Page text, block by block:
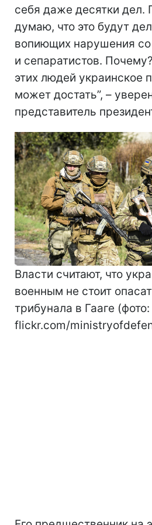
себя даже десятки дел.
думаю, что это будут
вопиющих нарушения
и сепаратистов.
этих людей украинское
может достать”, –
представитель
Власти считают, что
военным не стоит
трибунала в Гааге (фото:
flickr.com/